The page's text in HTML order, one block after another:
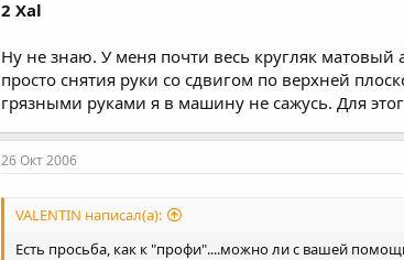
2 Xal
Ну не знаю. У меня почти весь кругляк
просто снятия руки со сдвигом по верхней
грязными руками я в машину не сажусь. Для
26 Окт 2006
VALENTIN написал(а):
Есть просьба, как к "профи"....можно ли с вашей